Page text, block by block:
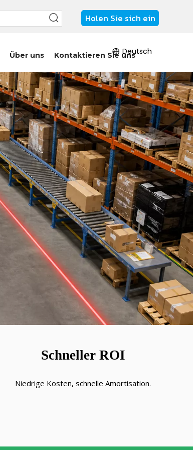
Holen Sie sich ein
Über uns Kontaktieren Sie unsDeutsch
Schneller ROI
Niedrige Kosten, schnelle Amortisation.